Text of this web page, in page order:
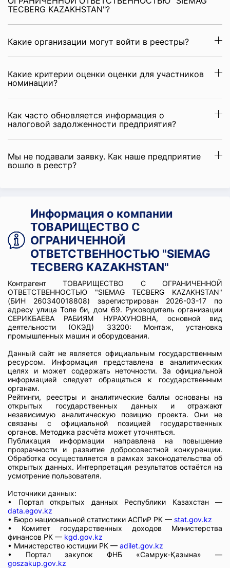
TECBERG KAZAKHSTAN"?
Какие организации могут войти в реестры?
Какие критерии оценки оценки для участников
номинации?
Как часто обновляется информация о
налоговой задолженности предприятия?
Мы не подавали заявку. Как наше предприятие
вошло в реестр?
Информация о компании
ТОВАРИЩЕСТВО С
ОГРАНИЧЕННОЙ
ОТВЕТСТВЕННОСТЬЮ "SIEMAG
TECBERG KAZAKHSTAN"
Контрагент ТОВАРИЩЕСТВО С ОГРАНИЧЕННОЙ
ОТВЕТСТВЕННОСТЬЮ "SIEMAG TECBERG KAZAKHSTAN"
(БИН 260340018808) зарегистрирован 2026-03-17 по
адресу улица Толе би, дом 69. Руководитель организации
СЕРИКБАЕВА РАБИЯМ НУРАХУНОВНА, основной вид
деятельности (ОКЭД) 33200: Монтаж, установка
промышленных машин и оборудования.
Данный сайт не является официальным государственным
ресурсом. Информация представлена в аналитических
целях и может содержать неточности. За официальной
информацией следует обращаться к государственным
органам.
Рейтинги, реестры и аналитические баллы основаны на
открытых государственных данных и отражают
независимую аналитическую позицию проекта. Они не
связаны с официальной позицией государственных
органов. Методика расчёта может уточняться.
Публикация информации направлена на повышение
прозрачности и развитие добросовестной конкуренции.
Обработка осуществляется в рамках законодательства об
открытых данных. Интерпретация результатов остаётся на
усмотрение пользователя.
Источники данных:
• Портал открытых данных Республики Казахстан —
data.egov.kz
• Бюро национальной статистики АСПиР РК — stat.gov.kz
• Комитет государственных доходов Министерства
финансов РК — kgd.gov.kz
• Министерство юстиции РК — adilet.gov.kz
• Портал закупок ФНБ «Самрук-Қазына» —
goszakup.gov.kz